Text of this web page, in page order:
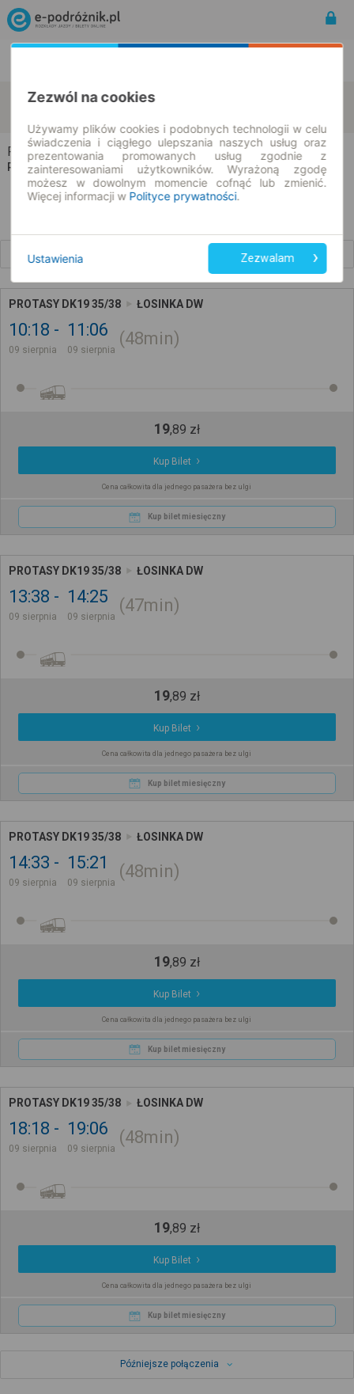
Protasy Łosinka
Protasy → Łosinka
Rozkład jazdy i bilety
PROTASY DK19 35/38 ŁOSINKA DW
10:18
09 sierpnia
11:06
09 sierpnia
48min
19,89 zł
Kup Bilet
Cena całkowita dla jednego pasażera bez ulgi
Kup bilet miesięczny
PROTASY DK19 35/38 ŁOSINKA DW
13:38
09 sierpnia
14:25
09 sierpnia
47min
19,89 zł
Kup Bilet
Cena całkowita dla jednego pasażera bez ulgi
Kup bilet miesięczny
PROTASY DK19 35/38 ŁOSINKA DW
14:33
09 sierpnia
15:21
09 sierpnia
48min
19,89 zł
Kup Bilet
Cena całkowita dla jednego pasażera bez ulgi
Kup bilet miesięczny
PROTASY DK19 35/38 ŁOSINKA DW
18:18
09 sierpnia
19:06
09 sierpnia
48min
19,89 zł
Kup Bilet
Cena całkowita dla jednego pasażera bez ulgi
Kup bilet miesięczny
Późniejsze połączenia
Zezwól na cookies
Używamy plików cookies i podobnych technologii w celu
świadczenia i ciągłego ulepszania naszych usług oraz
prezentowania promowanych usług zgodnie z
zainteresowaniami użytkowników. Wyrażoną zgodę
możesz w dowolnym momencie cofnąć lub zmienić.
Więcej informacji w Polityce prywatności.
Ustawienia Zezwalam